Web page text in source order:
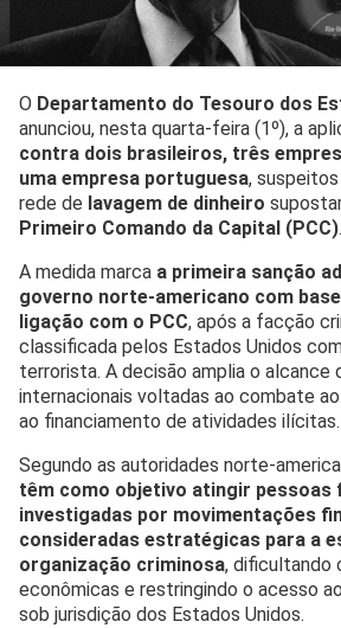
O Departamento do Tesouro dos
anunciou, nesta quarta-feira (1º), a
contra dois brasileiros, três
uma empresa portuguesa,
rede de lavagem de dinheiro
Primeiro Comando da Capital (PCC).
A medida marca a primeira sanção
governo norte-americano com
ligação com o PCC, após a facção
classificada pelos Estados Unidos
terrorista. A decisão amplia o alcance
internacionais voltadas ao combate
ao financiamento de atividades ilícitas.
Segundo as autoridades norte-
têm como objetivo atingir pessoas
investigadas por movimentações
consideradas estratégicas para a
organização criminosa, dificultando
econômicas e restringindo o acesso
sob jurisdição dos Estados Unidos.